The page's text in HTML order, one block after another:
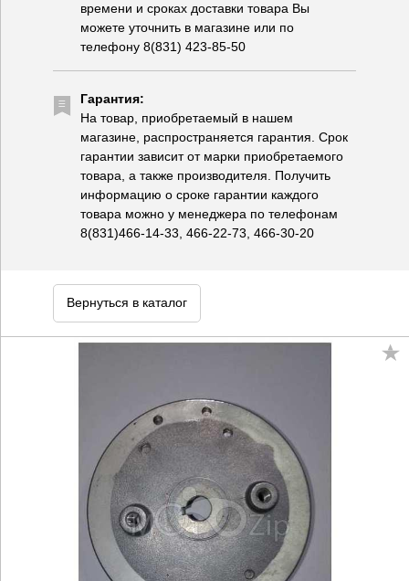
времени и сроках доставки товара Вы
можете уточнить в магазине или по
телефону 8(831) 423-85-50
Гарантия:
На товар, приобретаемый в нашем
магазине, распространяется гарантия. Срок
гарантии зависит от марки приобретаемого
товара, а также производителя. Получить
информацию о сроке гарантии каждого
товара можно у менеджера по телефонам
8(831)466-14-33, 466-22-73, 466-30-20
Вернуться в каталог